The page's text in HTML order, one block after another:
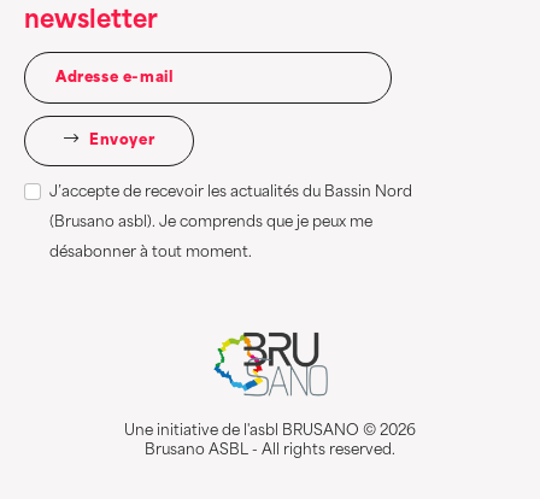
newsletter
Envoyer
J’accepte de recevoir les actualités du Bassin Nord
(Brusano asbl). Je comprends que je peux me
désabonner à tout moment.
Une initiative de l'asbl BRUSANO © 2026
Brusano ASBL - All rights reserved.